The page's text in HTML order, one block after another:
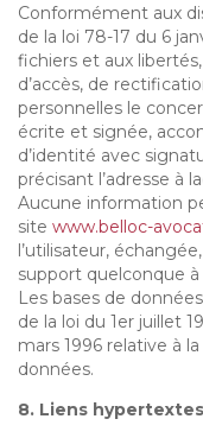
Conformément aux
de la loi 78-17 du 6
fichiers et aux
d’accès, de
personnelles le
écrite et signée,
d’identité avec
précisant l’adresse à
Aucune information
site www.belloc-
l’utilisateur,
support quelconque à
Les bases de
de la loi du 1er juillet
mars 1996 relative à
données.
8. Liens